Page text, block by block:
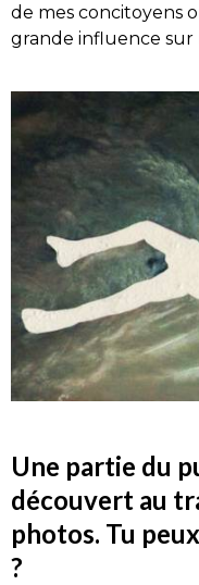
de mes concitoyens
grande influence sur
Une partie du
découvert au
photos. Tu
?